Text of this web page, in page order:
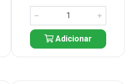
Adicionar